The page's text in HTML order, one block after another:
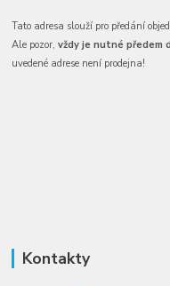
Tato adresa slouží pro předání
Ale pozor,vždy je nutné předem
uvedené adrese není prodejna!
Kontakty